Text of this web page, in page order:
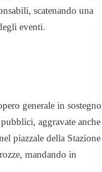
scatenando una
eventi.
generale in sostegno
aggravate anche
piazzale della Stazione
mandando in